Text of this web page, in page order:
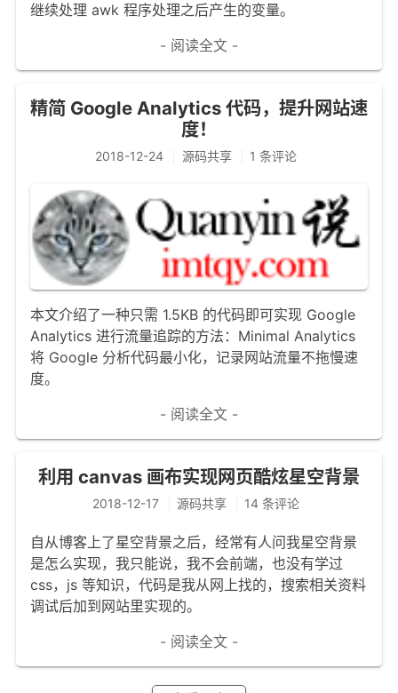
继续处理 awk 程序处理之后产生的变量。
- 阅读全文 -
精简 Google Analytics 代码，提升网站速
度！
2018-12-24 源码共享 1 条评论
本文介绍了一种只需 1.5KB 的代码即可实现 Google
Analytics 进行流量追踪的方法：Minimal Analytics
将 Google 分析代码最小化，记录网站流量不拖慢速
度。
- 阅读全文 -
利用 canvas 画布实现网页酷炫星空背景
2018-12-17 源码共享 14 条评论
自从博客上了星空背景之后，经常有人问我星空背景
是怎么实现，我只能说，我不会前端，也没有学过
css，js 等知识，代码是我从网上找的，搜索相关资料
调试后加到网站里实现的。
- 阅读全文 -